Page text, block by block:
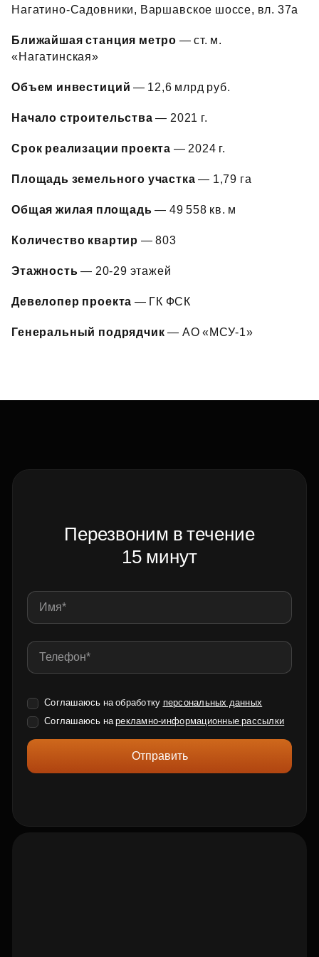
Нагатино‑Садовники, Варшавское шоссе, вл. 37а
Ближайшая станция метро — ст. м.
«Нагатинская»
Объем инвестиций — 12,6 млрд руб.
Начало строительства — 2021 г.
Срок реализации проекта — 2024 г.
Площадь земельного участка — 1,79 га
Общая жилая площадь — 49 558 кв. м
Количество квартир — 803
Этажность — 20‑29 этажей
Девелопер проекта — ГК ФСК
Генеральный подрядчик — АО «МСУ‑1»
Перезвоним в течение
15 минут
Соглашаюсь на обработку персональных данных
Соглашаюсь нарекламно-информационные рассылки
Отправить